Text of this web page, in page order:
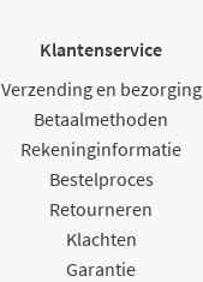
Klantenservice
Verzending en bezorging
Betaalmethoden
Rekeninginformatie
Bestelproces
Retourneren
Klachten
Garantie